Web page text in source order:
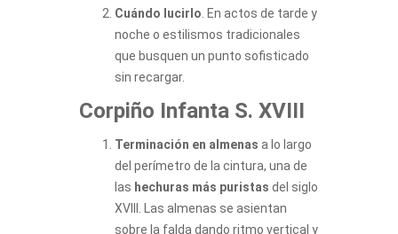
Cuándo lucirlo . En actos de tarde y
noche o estilismos tradicionales
que busquen un punto sofisticado
sin recargar.
Corpiño Infanta S. XVIII
Terminación en almenas a lo largo
del perímetro de la cintura, una de
las hechuras más puristas del siglo
XVIII. Las almenas se asientan
sobre la falda dando ritmo vertical y